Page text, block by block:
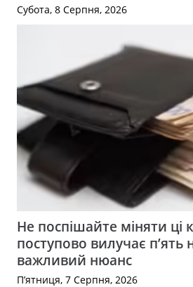
Субота, 8 Серпня, 2026
Не поспішайте міняти
поступово вилучає п’ять
важливий нюанс
П’ятниця, 7 Серпня, 2026